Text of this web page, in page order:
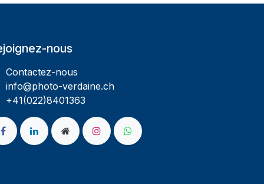
nous
Contactez-nous
info@photo-verdaine.ch​
​​+41(022)8401363